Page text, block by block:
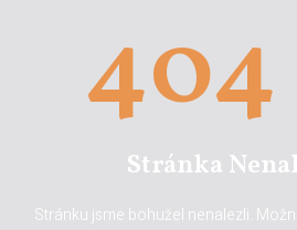
Stránka
Stránku jsme bohužel nenalezli.